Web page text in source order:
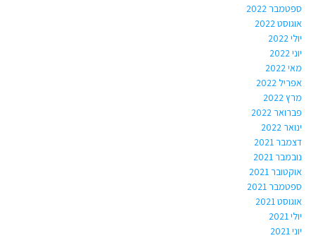
ספטמבר 2022
אוגוסט 2022
יולי 2022
יוני 2022
מאי 2022
אפריל 2022
מרץ 2022
פברואר 2022
ינואר 2022
דצמבר 2021
נובמבר 2021
אוקטובר 2021
ספטמבר 2021
אוגוסט 2021
יולי 2021
יוני 2021